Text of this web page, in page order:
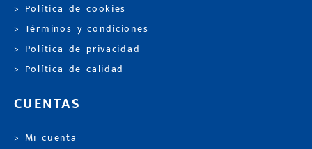
> Política de cookies
> Términos y condiciones
> Política de privacidad
> Política de calidad
CUENTAS
> Mi cuenta